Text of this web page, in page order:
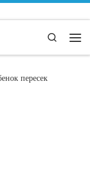
Search
пересек